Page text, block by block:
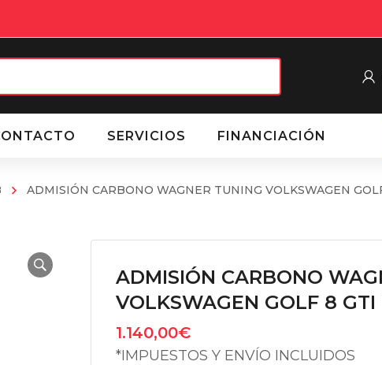
SERVICIOS FINANCIACIÓN
ADMISIÓN CARBONO WAGNER TUNING VOLKSWAGEN
ADMISIÓN CARBONO
VOLKSWAGEN GOLF 8
1.140,00€
*IMPUESTOS Y ENVÍO INCLUIDOS